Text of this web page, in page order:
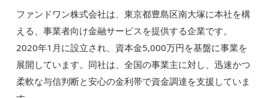
ファンドワン株式会社は、東京都豊島区南大塚に本社を構
える、事業者向け金融サービスを提供する企業です。
2020年1月に設立され、資本金5,000万円を基盤に事業を
展開しています。同社は、全国の事業主に対し、迅速かつ
柔軟な与信判断と安心の金利帯で資金調達を支援していま